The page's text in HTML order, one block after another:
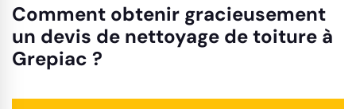
Comment obtenir gracieusement
un devis de nettoyage de toiture à
Grepiac ?